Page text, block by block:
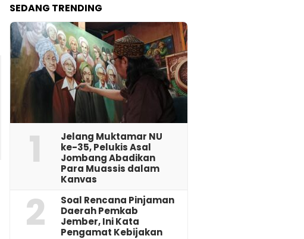
SEDANG TRENDING
1
Jelang Muktamar NU
ke-35, Pelukis Asal
Jombang Abadikan
Para Muassis dalam
Kanvas
2
‎Soal Rencana Pinjaman
Daerah Pemkab
Jember, Ini Kata
Pengamat Kebijakan ‎